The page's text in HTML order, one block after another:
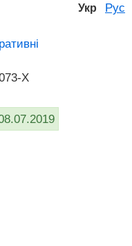
Укр Рус
X